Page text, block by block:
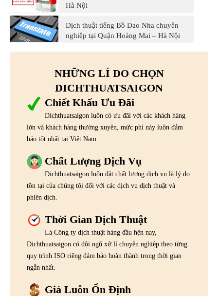
Hà Nội
Dịch thuật tiếng Bồ Đao Nha chuyên
nghiệp tại Quận Hoàng Mai – Hà Nội
NHỮNG LÍ DO CHỌN
DICHTHUATSAIGON
Chiết Khấu Ưu Đãi
Dichthuatsaigon luôn có ưu đãi với các khách hàng
lớn và khách hàng thường xuyên, mức phí này luôn đảm
bảo tốt nhất tại Việt Nam.
Chất Lượng Dịch Vụ
Dichthuatsaigon luôn đặt chất lượng dịch vụ là lý do
tồn tại của chúng tôi đối với các dịch vụ dịch thuật và
phiên dịch.
Thời Gian Dịch Thuật
Là Công ty dịch thuật hàng đầu hện nay,
Dichthuatsaigon có đội ngũ xử lí chuyên nghiệp theo từng
quy trình ISO riêng đảm bảo hoàn thành trong thời gian
ngắn nhất.
Giá Luôn Ổn Định